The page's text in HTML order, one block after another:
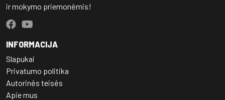
ir mokymo priemonėmis!
INFORMACIJA
Slapukai
Privatumo politika
Autorinės teisės
Apie mus